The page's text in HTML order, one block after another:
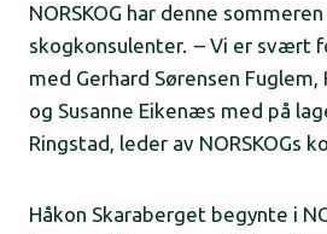
NORSKOG har denne
skogkonsulenter. – Vi er svært
med Gerhard Sørensen
og Susanne Eikenæs med på
Ringstad, leder av NORSKOGs
Håkon Skaraberget begynte i